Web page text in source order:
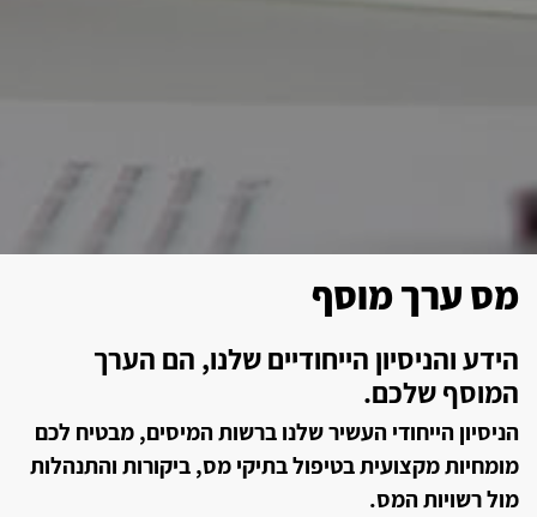
מס ערך מוסף
הידע והניסיון הייחודיים שלנו, הם הערך
המוסף שלכם.
הניסיון הייחודי העשיר שלנו ברשות המיסים, מבטיח לכם
מומחיות מקצועית בטיפול בתיקי מס, ביקורות והתנהלות
מול רשויות המס.